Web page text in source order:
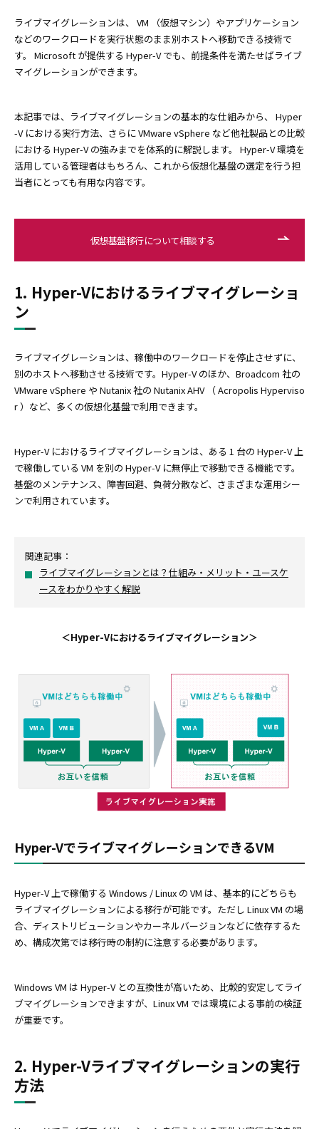
ライブマイグレーションは、 VM （仮想マシン）やアプリケーション
などのワークロードを実行状態のまま別ホストへ移動できる技術で
す。 Microsoft が提供する Hyper-V でも、前提条件を満たせばライブ
マイグレーションができます。
本記事では、ライブマイグレーションの基本的な仕組みから、 Hyper
-V における実行方法、さらに VMware vSphere など他社製品との比較
における Hyper-V の強みまでを体系的に解説します。 Hyper-V 環境を
活用している管理者はもちろん、これから仮想化基盤の選定を行う担
当者にとっても有用な内容です。
仮想基盤移行について相談する
1. Hyper-Vにおけるライブマイグレーショ
ン
ライブマイグレーションは、稼働中のワークロードを停止させずに、
別のホストへ移動させる技術です。Hyper-V のほか、Broadcom 社の
VMware vSphere や Nutanix 社の Nutanix AHV （ Acropolis Hyperviso
r ）など、多くの仮想化基盤で利用できます。
Hyper-V におけるライブマイグレーションは、ある 1 台の Hyper-V 上
で稼働している VM を別の Hyper-V に無停止で移動できる機能です。
基盤のメンテナンス、障害回避、負荷分散など、さまざまな運用シー
ンで利用されています。
関連記事：
ライブマイグレーションとは？仕組み・メリット・ユースケ
ースをわかりやすく解説
＜Hyper-Vにおけるライブマイグレーション＞
Hyper-VでライブマイグレーションできるVM
Hyper-V 上で稼働する Windows / Linux の VM は、基本的にどちらも
ライブマイグレーションによる移行が可能です。ただし Linux VM の場
合、ディストリビューションやカーネルバージョンなどに依存するた
め、構成次第では移行時の制約に注意する必要があります。
Windows VM は Hyper-V との互換性が高いため、比較的安定してライ
ブマイグレーションできますが、Linux VM では環境による事前の検証
が重要です。
2. Hyper-Vライブマイグレーションの実行
方法